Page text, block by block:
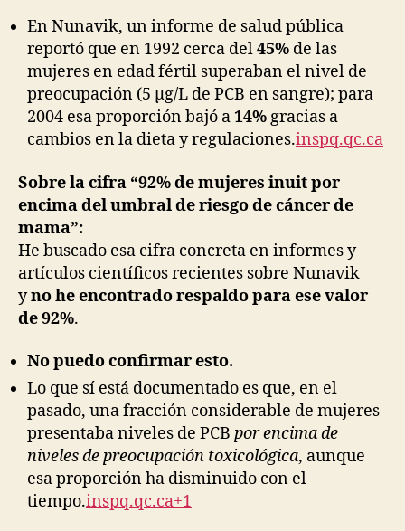
En Nunavik, un informe de salud pública
reportó que en 1992 cerca del45% de las
mujeres en edad fértil superaban el nivel de
preocupación (5 µg/L de PCB en sangre); para
2004 esa proporción bajó a14%gracias a
cambios en la dieta y regulaciones.inspq.qc.ca
Sobre la cifra “92% de mujeres inuit por
encima del umbral de riesgo de cáncer de
mama”:
He buscado esa cifra concreta en informes y
artículos científicos recientes sobre Nunavik
yno he encontrado respaldo para ese valor
de 92%.
No puedo confirmar esto.
Lo que sí está documentado es que, en el
pasado, una fracción considerable de mujeres
presentaba niveles de PCB por encima de
niveles de preocupación toxicológica, aunque
esa proporción ha disminuido con el
tiempo.inspq.qc.ca+1